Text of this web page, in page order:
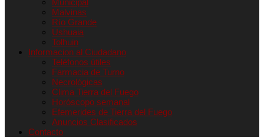
Municipal
Malvinas
Río Grande
Ushuaia
Tolhuin
Informacion al Ciudadano
Teléfonos útiles
Farmacia de Turno
Necrológicas
Clima Tierra del Fuego
Horóscopo semanal
Efemerides de Tierra del Fuego
Anuncios Clasificados
Contacto